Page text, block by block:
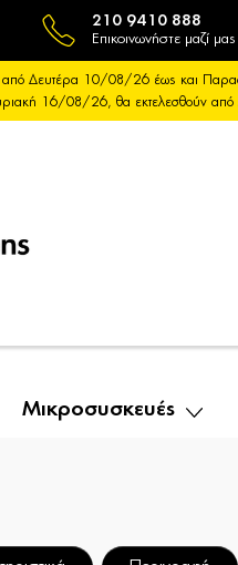
210 9410 888
Επικοινωνήστε μαζί μας
από Δευτέρα 10/08/26 έως και
16/08/26, θα εκτελεσθούν
Μικροσυσκευές